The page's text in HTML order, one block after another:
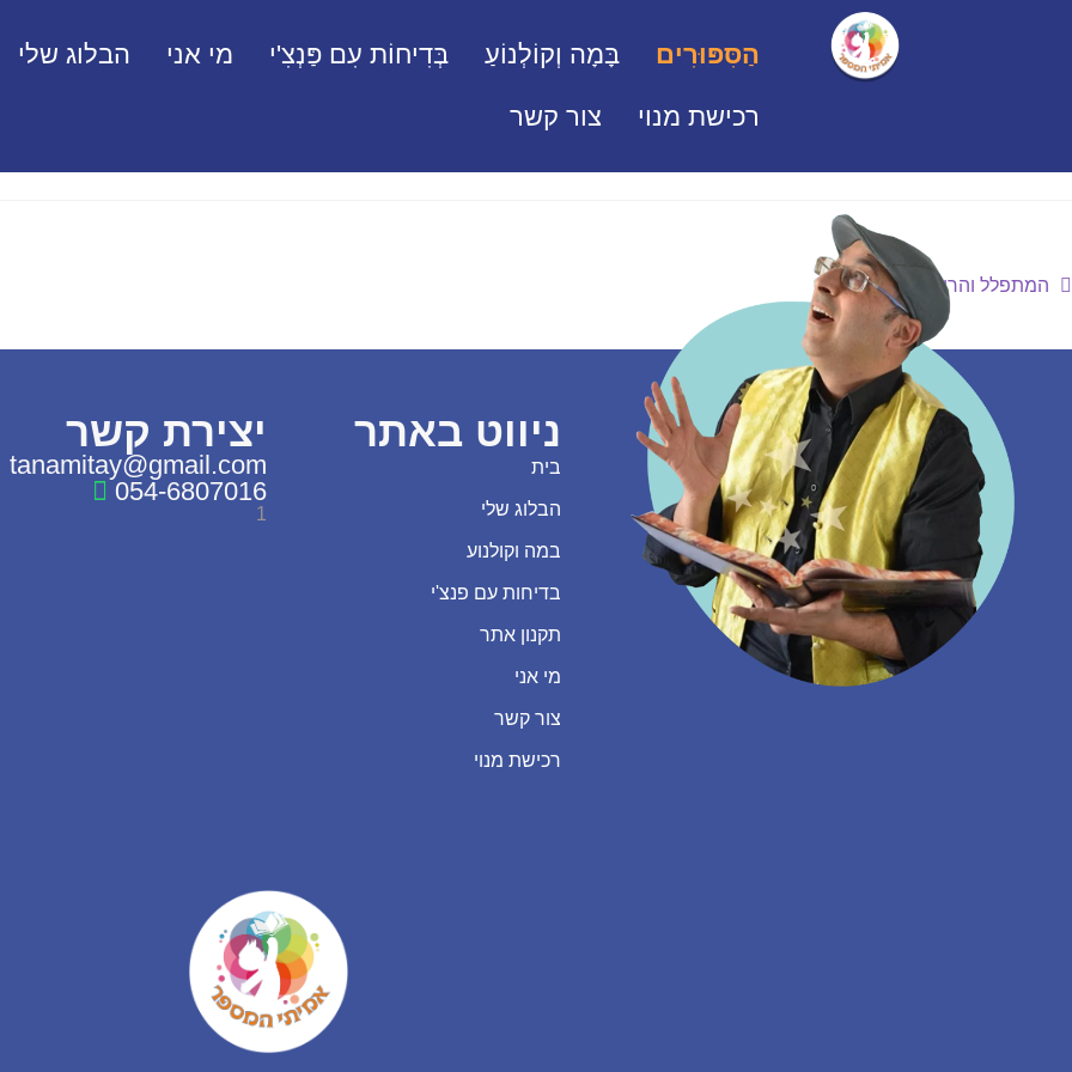
הַסִּפּוּרִים בָּמָה וְקוֹלְנוֹעַ בְּדִיחוֹת עִם פַּנְצִ'י מי אני הבלוג שלי
רכישת מנוי צור קשר
המתפלל והרומאי
ניווט באתר
בית
הבלוג שלי
במה וקולנוע
בדיחות עם פנצ'י
תקנון אתר
מי אני
צור קשר
רכישת מנוי
יצירת קשר
tanamitay@gmail.com
054-6807016
1